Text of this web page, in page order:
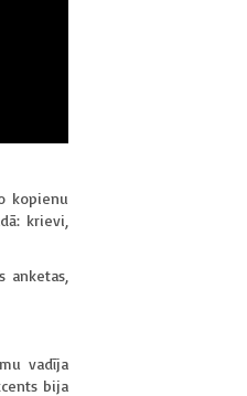
kopienu
krievi,
vadīja
bija